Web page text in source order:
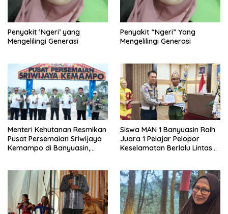
Penyakit ‘Ngeri’ yang
Mengelilingi Generasi
Penyakit “Ngeri” Yang
Mengelilingi Generasi
Menteri Kehutanan Resmikan
Pusat Persemaian Sriwijaya
Kemampo di Banyuasin,
Siswa MAN 1 Banyuasin Raih
Juara 1 Pelajar Pelopor
Keselamatan Berlalu Lintas